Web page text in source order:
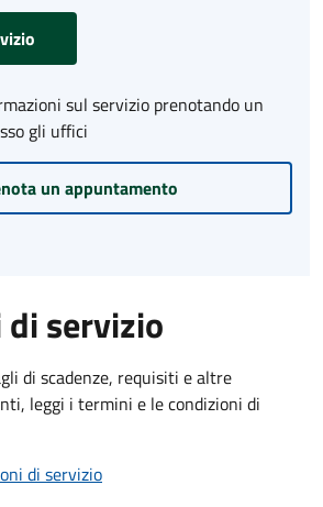
sul servizio prenotando un
gli uffici
un appuntamento
servizio
di scadenze, requisiti e altre
leggi i termini e le condizioni di
di servizio